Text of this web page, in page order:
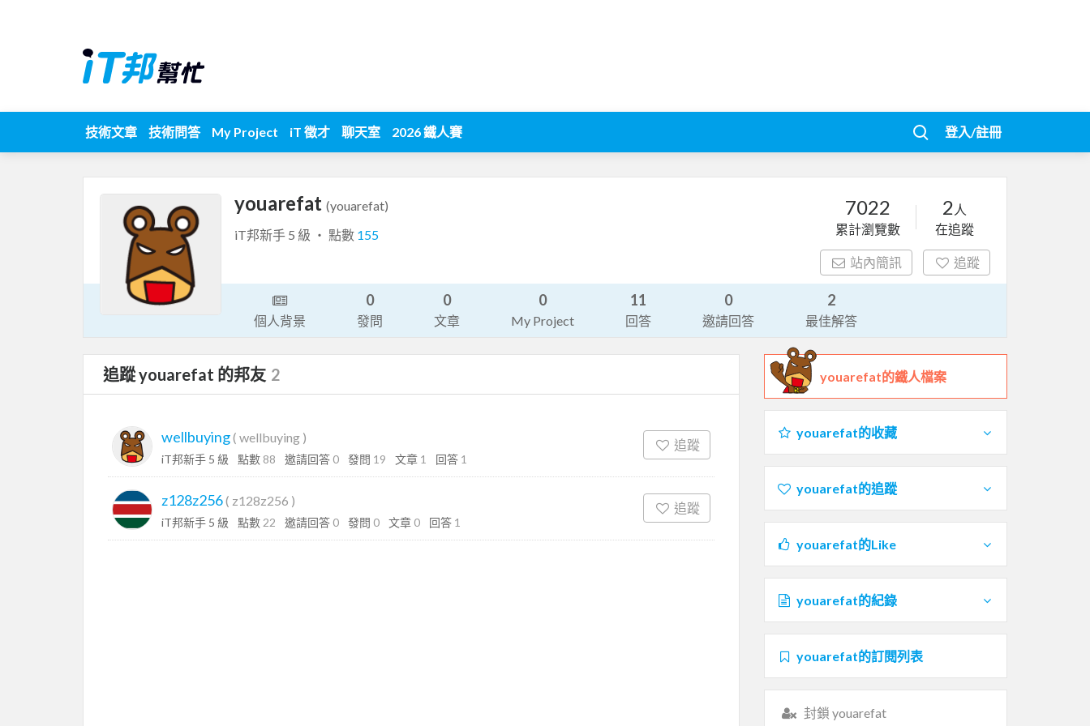
技術文章 技術問答 My Project iT 徵才 聊天室 2026 鐵人賽 登入/註冊
youarefat (youarefat)
iT邦新手 5 級 ‧ 點數 155
7022
累計瀏覽數
2 人
在追蹤
站內簡訊 追蹤
個人背景
0
發問
0
文章
0
My Project
11
回答
0
邀請回答
2
最佳解答
追蹤 youarefat 的邦友 2
wellbuying( wellbuying )
iT邦新手 5 級 點數 88 邀請回答 0 發問 19 文章 1 回答 1
追蹤
z128z256( z128z256 )
iT邦新手 5 級 點數 22 邀請回答 0 發問 0 文章 0 回答 1
追蹤
youarefat的鐵人檔案
youarefat的收藏
youarefat的追蹤
youarefat的Like
youarefat的紀錄
youarefat的訂閱列表
封鎖 youarefat